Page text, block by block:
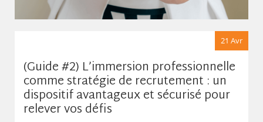
21 Avr
(Guide #2) L’immersion professionnelle
comme stratégie de recrutement : un
dispositif avantageux et sécurisé pour
relever vos défis